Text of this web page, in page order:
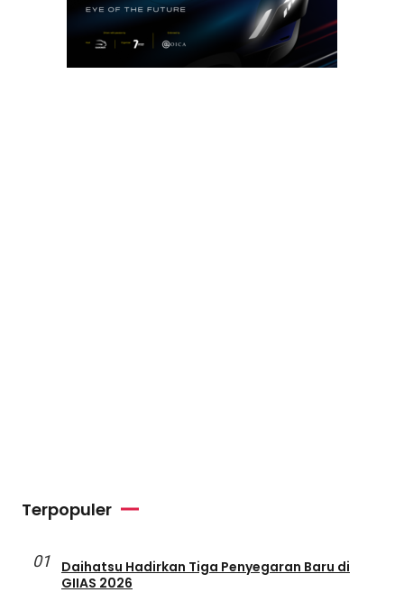
Terpopuler
01
Daihatsu Hadirkan Tiga Penyegaran Baru di
GIIAS 2026